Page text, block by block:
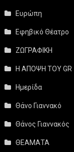
Ευρώπη
Εφηβικό Θέατρο
ΖΩΓΡΑΦΙΚΗ
Η ΑΠΟΨΗ ΤΟΥ GR
Ημερίδα
Θάνο Γιαννακό
Θάνος Γιαννακός
ΘΕΑΜΑΤΑ